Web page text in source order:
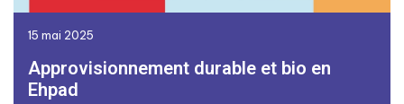
15 mai 2025
Approvisionnement durable et bio en
Ehpad